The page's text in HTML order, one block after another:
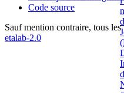
Code source
Sauf mention contraire, tous les
etalab-2.0